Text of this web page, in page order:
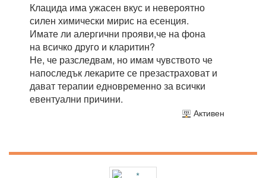
Клацида има ужасен вкус и невероятно
силен химически мирис на есенция.
Имате ли алергични прояви,че на фона
на всичко друго и кларитин?
Не, че разследвам, но имам чувството че
напоследък лекарите се презастраховат и
дават терапии едновременно за всички
евентуални причини.
Активен